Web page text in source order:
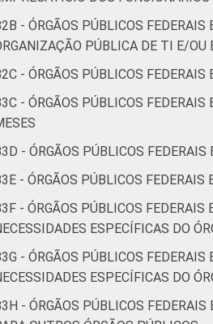
- ÓRGÃOS PÚBLICOS
PÚBLICA DE TI E/OU
- ÓRGÃOS PÚBLICOS
- ÓRGÃOS PÚBLICOS
- ÓRGÃOS PÚBLICOS
- ÓRGÃOS PÚBLICOS
- ÓRGÃOS PÚBLICOS
ESPECÍFICAS DO
- ÓRGÃOS PÚBLICOS
ESPECÍFICAS DO
- ÓRGÃOS PÚBLICOS